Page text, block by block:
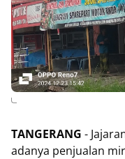
TANGERANG -
adanya penjualan